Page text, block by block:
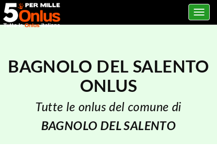
Toggle
BAGNOLO DEL SALENTO
ONLUS
Tutte le onlus del comune di
BAGNOLO DEL SALENTO